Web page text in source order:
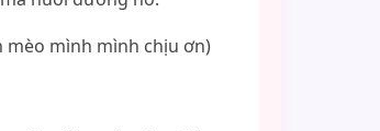
mèo mình mình chịu ơn)